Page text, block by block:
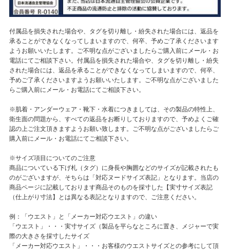
付属品を損失された場合や、タグを切り離し・紛失された場合には、返品を
承ることができなくなってしまいますので、何卒、予めご了承くださいます
ようお願いいたします。ご不明な点がございましたらご購入前にメール・お
電話にてご相談下さい。付属品を損失された場合や、タグを切り離し・紛失
された場合には、返品を承ることができなくなってしまいますので、何卒、
予めご了承くださいますようお願いいたします。ご不明な点がございました
らご購入前にメール・お電話にてご相談下さい。
※肌着・アンダーウェア・靴下・水着につきましては、その製品の特性上、
衛生面の問題から、すべての返品をお断りしておりますので、予めよくご確
認の上ご注文頂きますようお願い致します。ご不明な点がございましたらご
購入前にメール・お電話にてご相談下さい。
※サイズ項目についてのご注意
商品についている下げ札（タグ）に身長や胸囲などのサイズが記載されたも
のがございますが、そちらは「対応ヌードサイズ表記」となります。当店の
商品ページに記載しております商品そのものを採寸した【実寸サイズ表記
（仕上がり寸法】とは異なる表記となりますので、ご注意ください。
例：「ウエスト」と「メーカー対応ウエスト」の違い
「ウエスト」・・・実寸サイズ（製品を平らなところに置き、メジャーで実
際の大きさを採寸したサイズ
「メーカー対応ウエスト」・・・お客様のウエストサイズとの参考にして頂